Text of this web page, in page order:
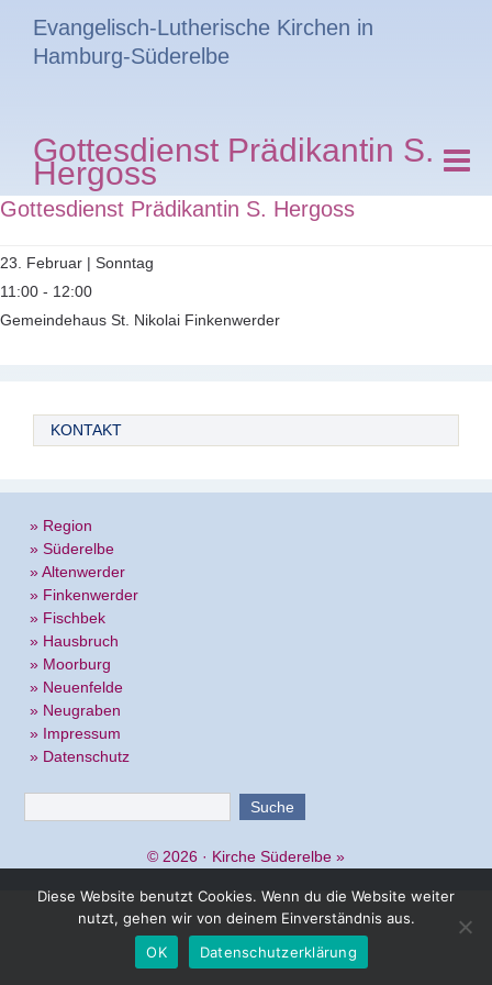
Evangelisch-Lutherische Kirchen in
Hamburg-Süderelbe
Gottesdienst Prädikantin S.
Hergoss
Gottesdienst Prädikantin S. Hergoss
23. Februar | Sonntag
11:00 - 12:00
Gemeindehaus St. Nikolai Finkenwerder
KONTAKT
» Region
» Süderelbe
» Altenwerder
» Finkenwerder
» Fischbek
» Hausbruch
» Moorburg
» Neuenfelde
» Neugraben
» Impressum
» Datenschutz
© 2026 · Kirche Süderelbe »
Diese Website benutzt Cookies. Wenn du die Website weiter
nutzt, gehen wir von deinem Einverständnis aus.
OK
Datenschutzerklärung